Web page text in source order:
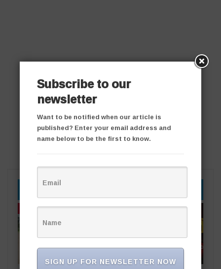
YOU MIGHT ALSO LIKE
తాజా వార్తలు తాజా వార్తలు
Subscribe to our
newsletter
Want to be notified when our article is
published? Enter your email address and
name below to be the first to know.
SIGN UP FOR NEWSLETTER NOW